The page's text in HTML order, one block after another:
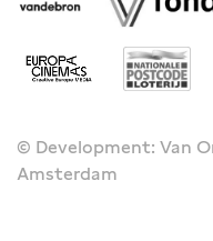
© Development: Van
Amsterdam